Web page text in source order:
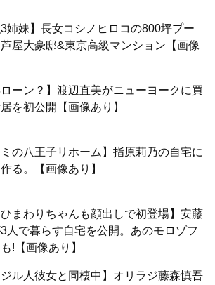
3姉妹】長女コシノヒロコの800坪プー
屋大豪邸&東京高級マンション【画像
ローン？】渡辺直美がニューヨークに買
を初公開【画像あり】
ミの八王子リホーム】指原莉乃の自宅に
る。【画像あり】
ひまわりちゃんも顔出しで初登場】安藤
人で暮らす自宅を公開。あのモロゾフ
!【画像あり】
ジル人彼女と同棲中】オリラジ藤森慎吾